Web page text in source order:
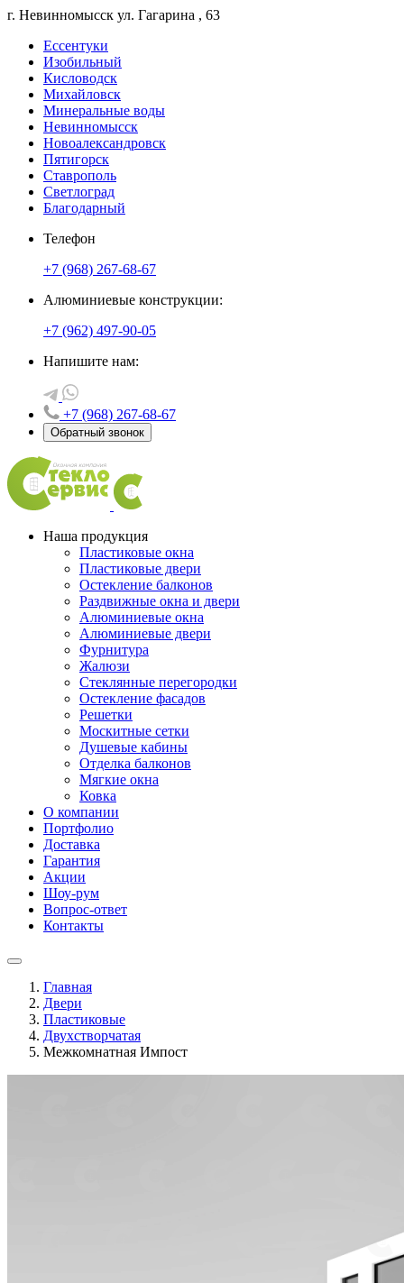
г. Невинномысск ул. Гагарина , 63
Ессентуки
Изобильный
Кисловодск
Михайловск
Минеральные воды
Невинномысск
Новоалександровск
Пятигорск
Ставрополь
Светлоград
Благодарный
Телефон
+7 (968) 267-68-67
Алюминиевые конструкции:
+7 (962) 497-90-05
Напишите нам:
+7 (968) 267-68-67
Обратный звонок
Наша продукция
Пластиковые окна
Пластиковые двери
Остекление балконов
Раздвижные окна и двери
Алюминиевые окна
Алюминиевые двери
Фурнитура
Жалюзи
Стеклянные перегородки
Остекление фасадов
Решетки
Москитные сетки
Душевые кабины
Отделка балконов
Мягкие окна
Ковка
О компании
Портфолио
Доставка
Гарантия
Акции
Шоу-рум
Вопрос-ответ
Контакты
Главная
Двери
Пластиковые
Двухстворчатая
Межкомнатная Импост